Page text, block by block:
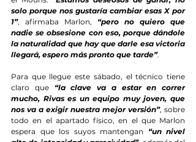
solo porque nos gustaría cambiar esas X por
1”, afirmaba Marlon, “pero no quiero que
nadie se obsesione con eso, porque dándole
la naturalidad que hay que darle esa victoria
llegará, espero más pronto que tarde”.
Para que llegue este sábado, el técnico tiene
claro que “la clave va a estar en correr
mucho, Rivas es un equipo muy joven, que
nos va a exigir nuestra mejor versión”, sobre
todo en el apartado físico, en el que Marlon
espera que los suyos mantengan “un nivel